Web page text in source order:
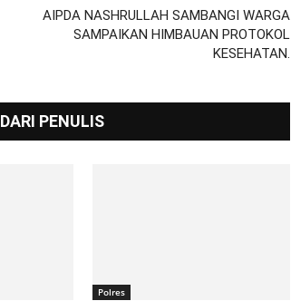
AIPDA NASHRULLAH SAMBANGI WARGA
SAMPAIKAN HIMBAUAN PROTOKOL
KESEHATAN.
DARI PENULIS
Polres